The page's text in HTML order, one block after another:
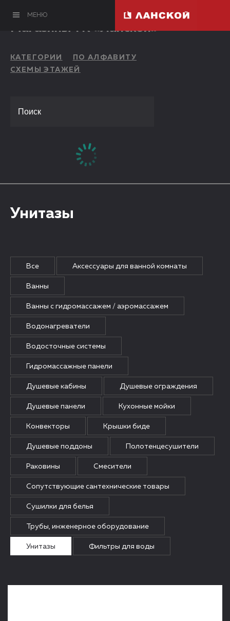
МЕНЮ
Магазины ТК «Ланской»
КАТЕГОРИИ
ПО АЛФАВИТУ
СХЕМЫ ЭТАЖЕЙ
Унитазы
Все Аксессуары для ванной комнаты
Ванны
Ванны с гидромассажем / аэромассажем
Водонагреватели
Водосточные системы
Гидромассажные панели
Душевые кабины Душевые ограждения
Душевые панели Кухонные мойки
Конвекторы Крышки биде
Душевые поддоны Полотенцесушители
Раковины Смесители
Сопутствующие сантехнические товары
Сушилки для белья
Трубы, инженерное оборудование
Унитазы Фильтры для воды